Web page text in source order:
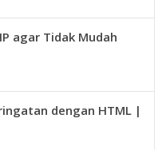
agar Tidak Mudah
dengan HTML |